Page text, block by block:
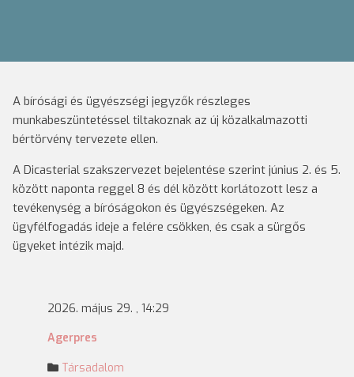
A bírósági és ügyészségi jegyzők részleges
munkabeszüntetéssel tiltakoznak az új közalkalmazotti
bértörvény tervezete ellen.
A Dicasterial szakszervezet bejelentése szerint június 2. és 5.
között naponta reggel 8 és dél között korlátozott lesz a
tevékenység a bíróságokon és ügyészségeken. Az
ügyfélfogadás ideje a felére csökken, és csak a sürgős
ügyeket intézik majd.
2026. május 29. , 14:29
Agerpres
Társadalom